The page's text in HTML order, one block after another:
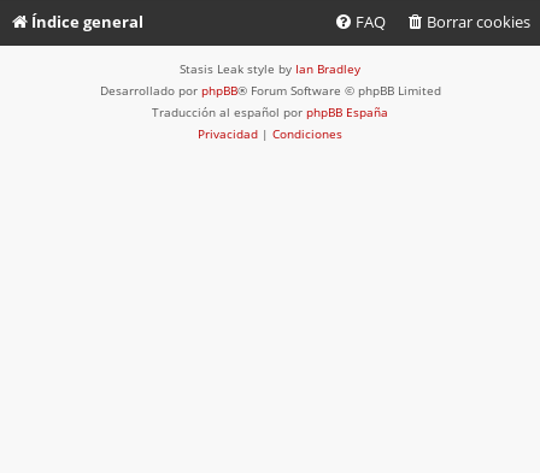
Índice general Borrar cookies
FAQ
Stasis Leak style by Ian Bradley
Desarrollado por phpBB® Forum Software © phpBB Limited
Traducción al español por phpBB España
Privacidad | Condiciones